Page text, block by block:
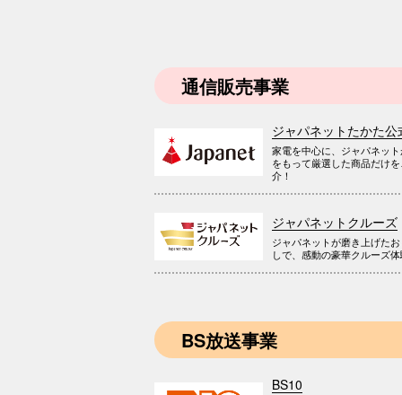
通信販売事業
ジャパネットたかた公
家電を中心に、ジャパネッ
をもって厳選した商品だけ
介！
ジャパネットクルーズ
ジャパネットが磨き上げた
しで、感動の豪華クルーズ体
BS放送事業
BS10